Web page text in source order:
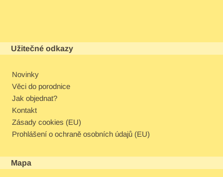
Užitečné odkazy
Novinky
Věci do porodnice
Jak objednat?
Kontakt
Zásady cookies (EU)
Prohlášení o ochraně osobních údajů (EU)
Mapa